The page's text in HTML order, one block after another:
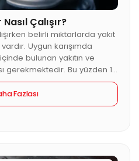
Çalışır?
belirli miktarlarda yakıt
Uygun karışımda
bulunan yakıtın ve
gerekmektedir. Bu yüzden 1
gramlık hava ihtiyacı
yakalamak kolay
belli miktarda yakıt
Fazlası